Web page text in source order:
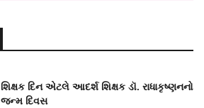
શિક્ષક દિન એટલે આદર્શ શિક્ષક ડૉ. રાધાકૃષ્ણનનો
જન્મ દિવસ